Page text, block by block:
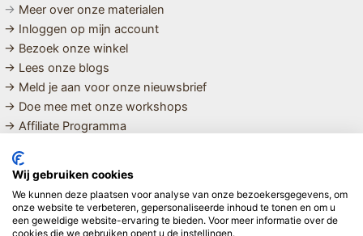
→ Meer over onze materialen
→ Inloggen op mijn account
→ Bezoek onze winkel
→ Lees onze blogs
→ Meld je aan voor onze nieuwsbrief
→ Doe mee met onze workshops
→ Affiliate Programma
MET LIEFDE SAMENGESTELDE
BIOLOGISCHE EN DUURZAME PRODUCTEN VOOR HET HELE
GEZIN
Wij gebruiken cookies
We kunnen deze plaatsen voor analyse van onze bezoekersgegevens, om
onze website te verbeteren, gepersonaliseerde inhoud te tonen en om u
een geweldige website-ervaring te bieden. Voor meer informatie over de
cookies die we gebruiken opent u de instellingen.